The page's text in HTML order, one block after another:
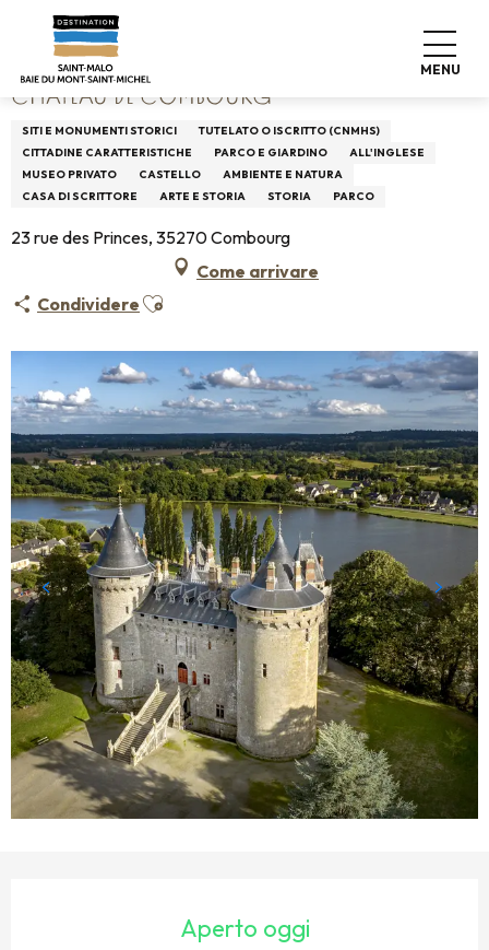
contenu
principal
MENU
Home Château de Combourg
CHÂTEAU DE COMBOURG
SITI E MONUMENTI STORICI
TUTELATO O ISCRITTO (CNMHS)
CITTADINE CARATTERISTICHE
PARCO E GIARDINO
ALL'INGLESE
MUSEO PRIVATO
CASTELLO
AMBIENTE E NATURA
CASA DI SCRITTORE
ARTE E STORIA STORIA PARCO
23 rue des Princes, 35270 Combourg
Come arrivare
Condividere Ajouter aux favoris
Aperto oggi